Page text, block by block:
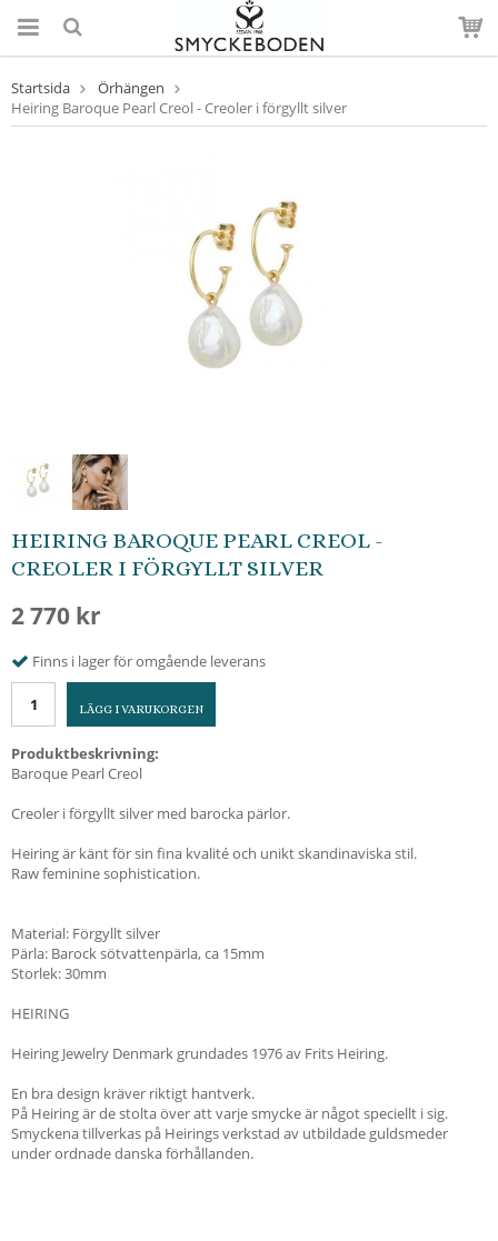
Startsida
Örhängen
Heiring Baroque Pearl Creol - Creoler i förgyllt silver
HEIRING BAROQUE PEARL CREOL -
CREOLER I FÖRGYLLT SILVER
2 770 kr
Finns i lager för omgående leverans
LÄGG I VARUKORGEN
Produktbeskrivning:
Baroque Pearl Creol
Creoler i förgyllt silver med barocka pärlor.
Heiring är känt för sin fina kvalité och unikt skandinaviska stil.
Raw feminine sophistication.
Material: Förgyllt silver
Pärla: Barock sötvattenpärla, ca 15mm
Storlek: 30mm
HEIRING
Heiring Jewelry Denmark grundades 1976 av Frits Heiring.
En bra design kräver riktigt hantverk.
På Heiring är de stolta över att varje smycke är något speciellt i sig.
Smyckena tillverkas på Heirings verkstad av utbildade guldsmeder
under ordnade danska förhållanden.